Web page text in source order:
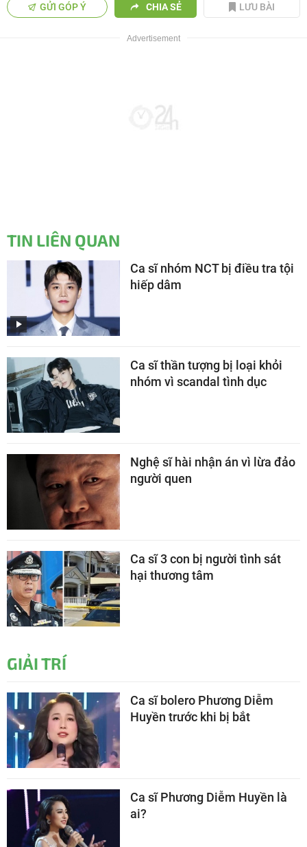
GỬI GÓP Ý CHIA SẺ LƯU BÀI
TIN LIÊN QUAN
Ca sĩ nhóm NCT bị điều tra tội
hiếp dâm
Ca sĩ thần tượng bị loại khỏi
nhóm vì scandal tình dục
Nghệ sĩ hài nhận án vì lừa đảo
người quen
Ca sĩ 3 con bị người tình sát
hại thương tâm
GIẢI TRÍ
Ca sĩ bolero Phương Diễm
Huyền trước khi bị bắt
Ca sĩ Phương Diễm Huyền là
ai?